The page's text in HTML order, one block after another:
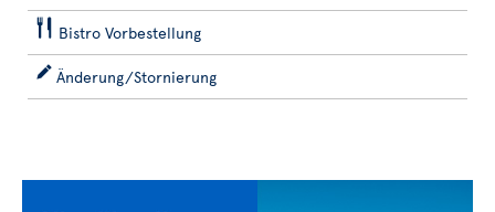
Bistro Vorbestellung
Änderung/Stornierung